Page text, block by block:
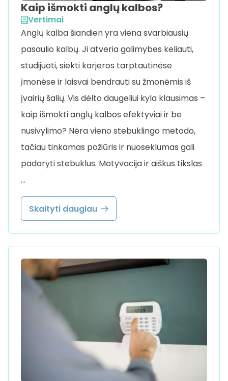
Kaip išmokti anglų kalbos?
Vertimai
Anglų kalba šiandien yra viena svarbiausių
pasaulio kalbų. Ji atveria galimybes keliauti,
studijuoti, siekti karjeros tarptautinėse
įmonėse ir laisvai bendrauti su žmonėmis iš
įvairių šalių. Vis dėlto daugeliui kyla klausimas –
kaip išmokti anglų kalbos efektyviai ir be
nusivylimo? Nėra vieno stebuklingo metodo,
tačiau tinkamas požiūris ir nuoseklumas gali
padaryti stebuklus. Motyvacija ir aiškus tikslas
…
Skaityti daugiau